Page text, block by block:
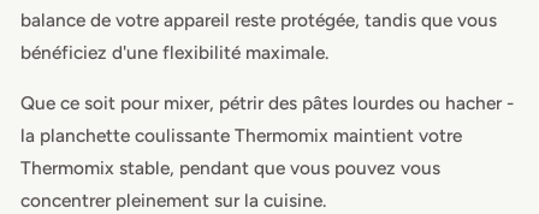
balance de votre appareil reste protégée, tandis que vous
bénéficiez d'une flexibilité maximale.
Que ce soit pour mixer, pétrir des pâtes lourdes ou hacher -
la planchette coulissante Thermomix maintient votre
Thermomix stable, pendant que vous pouvez vous
concentrer pleinement sur la cuisine.